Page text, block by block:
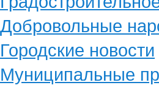
Добровольные
Городские новости
Муниципальные